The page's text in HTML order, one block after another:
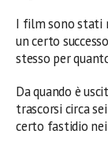
I film sono stati
un certo
stesso per
Da quando è
trascorsi circa
certo fastidio